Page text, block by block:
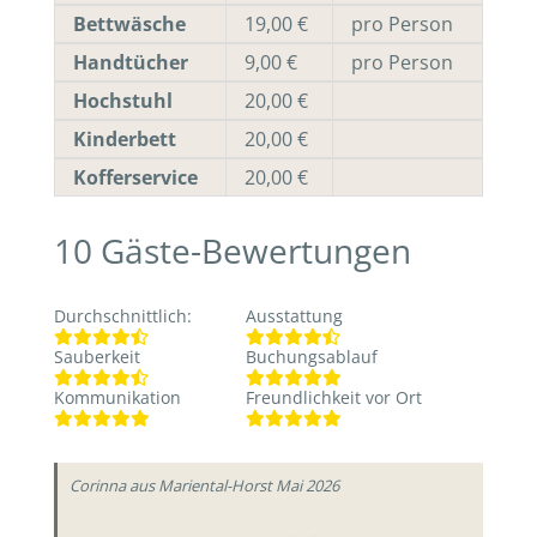
Bettwäsche 19,00 €
pro Person
Handtücher
9,00 €
pro Person
Hochstuhl
20,00 €
Kinderbett
20,00 €
Kofferservice
20,00 €
10 Gäste-Bewertungen
Durchschnittlich:
Ausstattung
Sauberkeit
Buchungsablauf
Kommunikation
Freundlichkeit vor Ort
Corinnaaus Mariental-Horst Mai 2026